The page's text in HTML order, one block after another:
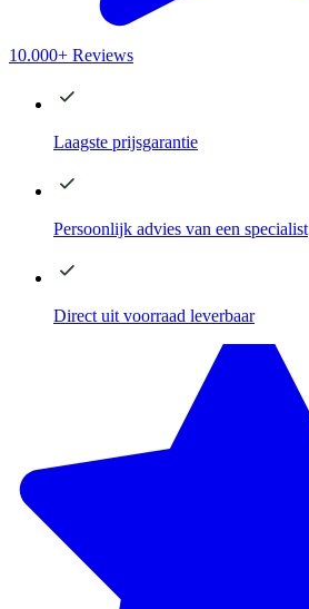
10.000+ Reviews
Laagste prijsgarantie
Persoonlijk advies van een specialist
Direct uit voorraad leverbaar